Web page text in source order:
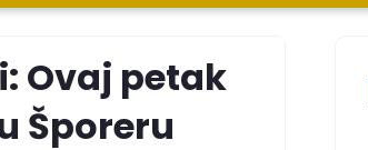
Ovaj petak
Šporeru